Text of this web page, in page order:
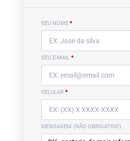
SEU NOME *
SEU E-MAIL *
CELULAR *
MENSAGEM (NÃO OBRIGATRIO)